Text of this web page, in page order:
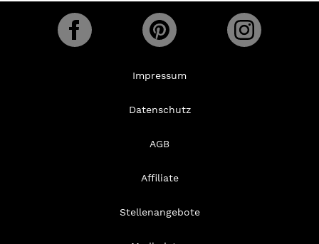
Impressum
Datenschutz
AGB
Affiliate
Stellenangebote